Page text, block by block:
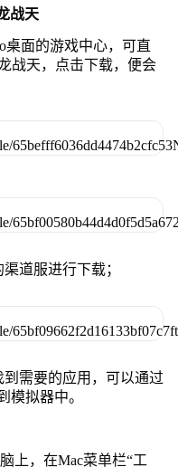
战天
桌面的游戏中心，可直
战天，点击下载，便会
道服进行下载；
需要的应用，可以通过
模拟器中。
上，在Mac菜单栏“工